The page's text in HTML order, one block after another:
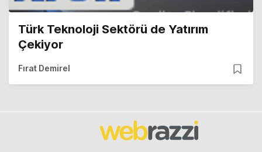
Türk Teknoloji Sektörü de Yatırım
Çekiyor
Fırat Demirel